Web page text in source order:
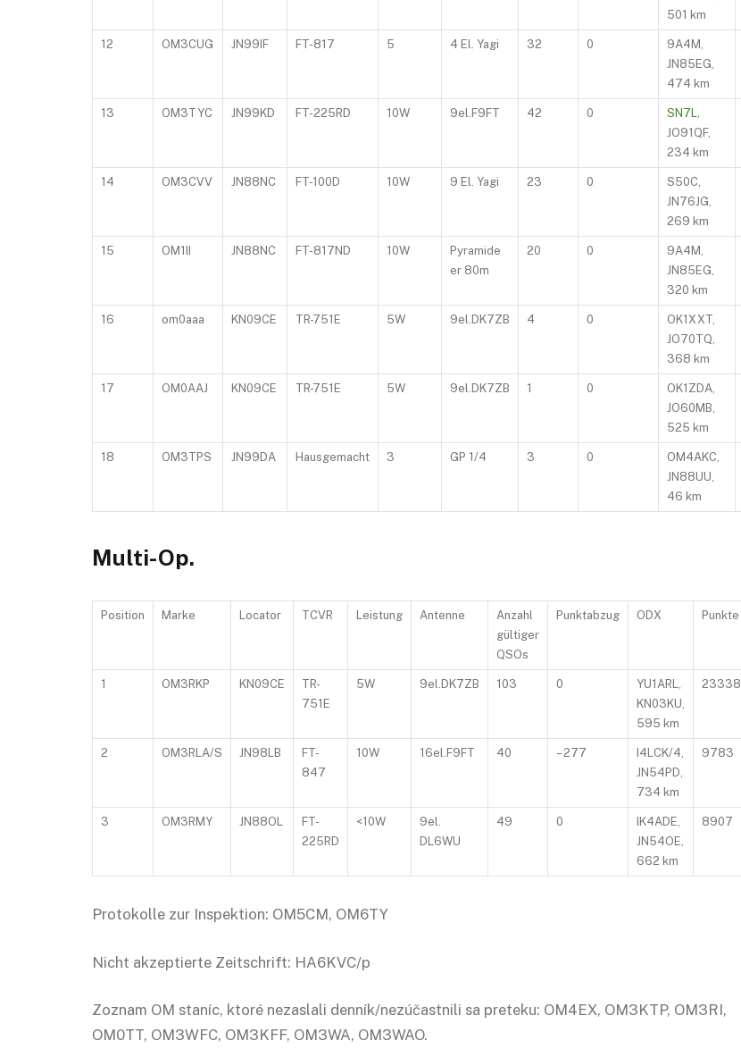
501 km
12 OM3CUG JN99IF FT-817 5 4 El. Yagi 32 0
9A4M,
JN85EG,
474 km
13 OM3TYC JN99KD FT-225RD 10W 9el.F9FT 42 0 SN7L
JO91QF,
234 km
14 OM3CVV JN88NC FT-100D 10W 9 El. Yagi 23 0
S50C,
JN76JG,
269 km
15 OM1II JN88NC FT-817ND 10W
Pyramide
er 80m
20 0
9A4M,
JN85EG,
320 km
16 om0aaa KN09CE TR-751E 5W 9el.DK7ZB 4 0
OK1XXT,
JO70TQ,
368 km
17 OM0AAJ KN09CE TR-751E 5W 9el.DK7ZB 1 0
OK1ZDA,
JO60MB,
525 km
18 OM3TPS JN99DA Hausgemacht 3 GP 1/4 3 0
OM4AKC,
JN88UU,
46 km
Multi-Op.
Position Marke Locator TCVR Leistung Antenne
Anzahl
gültiger
QSOs
Punktabzug ODX Punkte
1 OM3RKP KN09CE
TR-
751E
5W 9el.DK7ZB 103 0
YU1ARL,
KN03KU,
595 km
23338
2 OM3RLA/S JN98LB
FT-
847
10W 16el.F9FT 40 – 277
I4LCK/4,
JN54PD,
734 km
9783
3 OM3RMY JN88OL
FT-
225RD
<10W
9el.
DL6WU
49 0
IK4ADE,
JN54OE,
662 km
8907
Protokolle zur Inspektion: OM5CM, OM6TY
Nicht akzeptierte Zeitschrift: HA6KVC/p
Zoznam OM staníc, ktoré nezaslali denník/nezúčastnili sa preteku: OM4EX, OM3KTP, OM3RI,
OM0TT, OM3WFC, OM3KFF, OM3WA, OM3WAO.